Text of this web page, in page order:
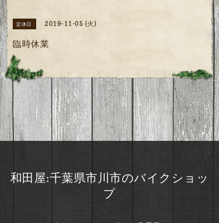
定休日 2019-11-05 (火)
臨時休業
和田屋:千葉県市川市のバイクショッ
プ